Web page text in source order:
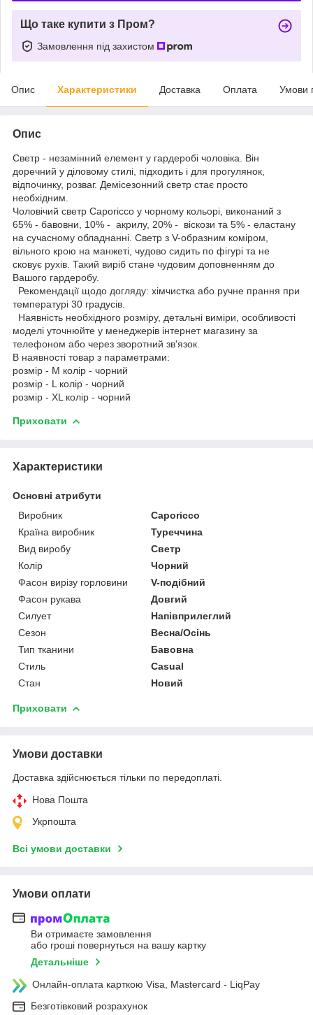
Що таке купити з Пром?
Замовлення під захистом
Опис Характеристики Доставка Оплата Умови
Опис
Светр - незамінний елемент у гардеробі чоловіка. Він
доречний у діловому стилі, підходить і для прогулянок,
відпочинку, розваг. Демісезонний светр стає просто
необхідним.
Чоловічий светр Caporicco у чорному кольорі, виконаний з
65% - бавовни, 10% - акрилу, 20% - віскози та 5% - еластану
на сучасному обладнанні. Светр з V-образним коміром,
вільного крою на манжеті, чудово сидить по фігурі та не
сковує рухів. Такий виріб стане чудовим доповненням до
Вашого гардеробу.
Рекомендації щодо догляду: хімчистка або ручне прання при
температурі 30 градусів.
Наявність необхідного розміру, детальні виміри, особливості
моделі уточнюйте у менеджерів інтернет магазину за
телефоном або через зворотний зв'язок.
В наявності товар з параметрами:
розмір - M колір - чорний
розмір - L колір - чорний
розмір - XL колір - чорний
Приховати
Характеристики
Основні атрибути
Виробник
Caporicco
Країна виробник
Туреччина
Вид виробу
Светр
Колір
Чорний
Фасон вирізу горловини
V-подібний
Фасон рукава
Довгий
Силует
Напівприлеглий
Сезон
Весна/Осінь
Тип тканини
Бавовна
Стиль
Casual
Стан
Новий
Приховати
Умови доставки
Доставка здійснюється тільки по передоплаті.
Нова Пошта
Укрпошта
Всі умови доставки
Умови оплати
Ви отримаєте замовлення
або гроші повернуться на вашу картку
Детальніше
Онлайн-оплата карткою Visa, Mastercard - LiqPay
Безготівковий розрахунок